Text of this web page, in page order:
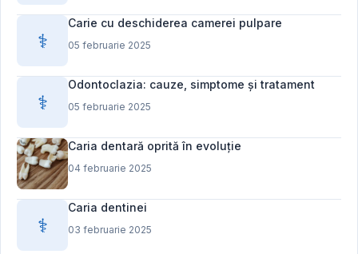
⚕️
Carie cu deschiderea camerei pulpare
05 februarie 2025
⚕️
Odontoclazia: cauze, simptome și tratament
05 februarie 2025
Caria dentară oprită în evoluție
04 februarie 2025
⚕️
Caria dentinei
03 februarie 2025